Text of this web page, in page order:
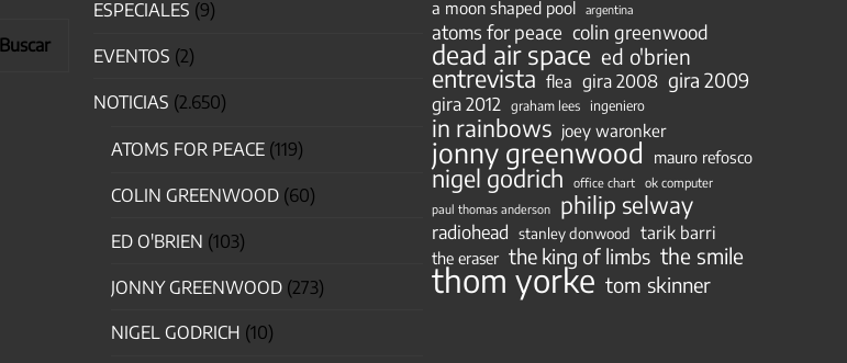
Buscar
ESPECIALES (9)
EVENTOS (2)
NOTICIAS (2.650)
ATOMS FOR PEACE (119)
COLIN GREENWOOD (60)
ED O'BRIEN (103)
JONNY GREENWOOD (273)
NIGEL GODRICH (10)
a moon shaped pool argentina
atoms for peace colin greenwood
dead air space ed o'brien
entrevista flea gira 2008 gira 2009
gira 2012 graham lees ingeniero
in rainbows joey waronker
jonny greenwood mauro refosco
nigel godrich office chart ok computer
paul thomas anderson philip selway
radiohead stanley donwood tarik barri
the eraser the king of limbs the smile
thom yorke tom skinner